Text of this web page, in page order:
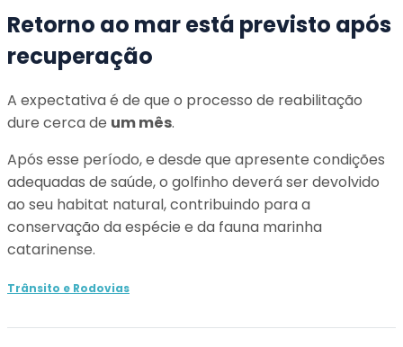
Retorno ao mar está previsto após
recuperação
A expectativa é de que o processo de reabilitação
dure cerca de um mês.
Após esse período, e desde que apresente condições
adequadas de saúde, o golfinho deverá ser devolvido
ao seu habitat natural, contribuindo para a
conservação da espécie e da fauna marinha
catarinense.
Trânsito e Rodovias